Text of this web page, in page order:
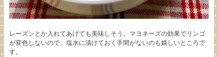
レーズンとか入れてあげても美味しそう。マヨネーズの効果でリンゴ
が変色しないので、塩水に漬けておく手間がないのも嬉しいところで
す。